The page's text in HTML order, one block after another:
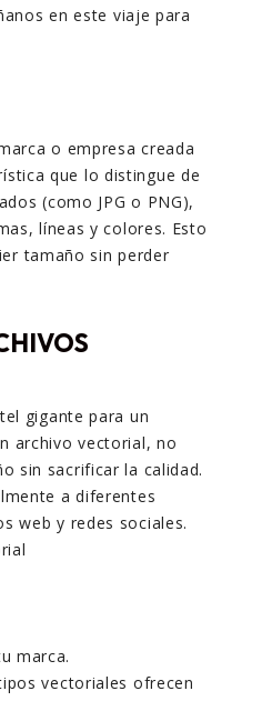
en este viaje para
o empresa creada
que lo distingue de
(como JPG o PNG),
líneas y colores. Esto
tamaño sin perder
gigante para un
archivo vectorial, no
sin sacrificar la calidad.
a diferentes
web y redes sociales.
marca.
vectoriales ofrecen